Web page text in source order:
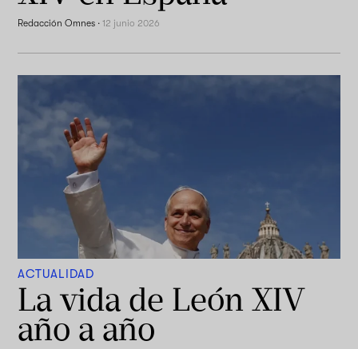
Redacción Omnes ·12 junio 2026
ACTUALIDAD
La vida de León XIV
año a año